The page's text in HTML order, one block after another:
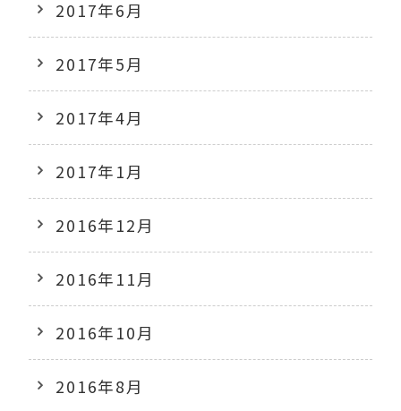
2017年6月
2017年5月
2017年4月
2017年1月
2016年12月
2016年11月
2016年10月
2016年8月